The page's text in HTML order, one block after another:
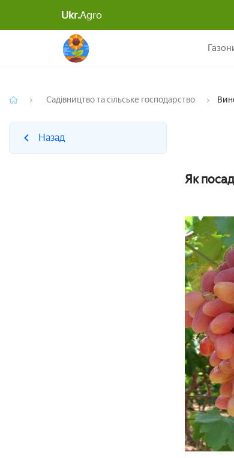
Ukr.Agro
Назад
Садівництво та сільське господарство
Назад
Як